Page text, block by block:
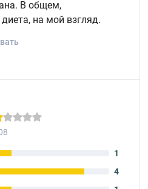
В общем,
на мой взгляд.
1
4